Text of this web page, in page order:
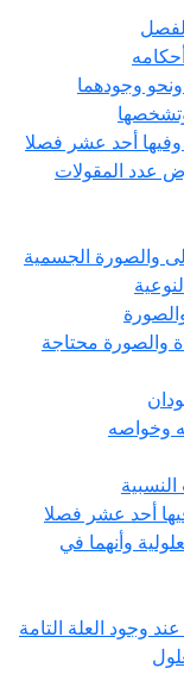
وجودهما
أحد عشر فصلا
عدد المقولات
والصورة الجسمية
والصورة محتاجة
وخواصه
أحد عشر فصلا
وأنهما في
وجود العلة التامة